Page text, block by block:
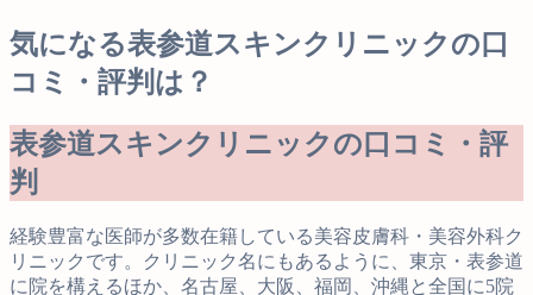
気になる表参道スキンクリニックの口
コミ・評判は？
表参道スキンクリニックの口コミ・評
判
経験豊富な医師が多数在籍している美容皮膚科・美容外科ク
リニックです。クリニック名にもあるように、東京・表参道
に院を構えるほか、名古屋、大阪、福岡、沖縄と全国に5院